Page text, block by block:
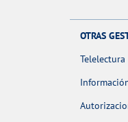
OTRAS
Telelectura